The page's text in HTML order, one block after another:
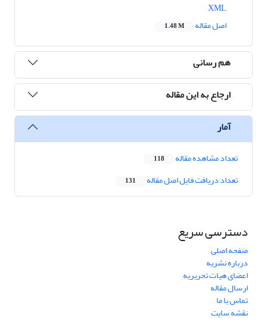
اصل مقاله
1.48 M
هم رسانی
ارجاع به این مقاله
آمار
تعداد مشاهده مقاله 118
تعداد دریافت فایل اصل مقاله 131
دسترسی سریع
صفحه اصلی
درباره نشریه
اعضای هیات تحریریه
ارسال مقاله
تماس با ما
نقشه سایت